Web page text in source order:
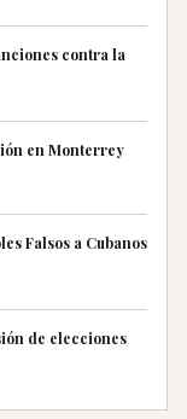
contra la
en Monterrey
Falsos a Cubanos
de elecciones